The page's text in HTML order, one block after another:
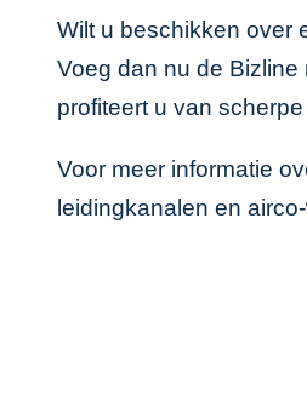
Wilt u beschikken over
Voeg dan nu de
profiteert u van
Voor meer informatie
leidingkanalen en